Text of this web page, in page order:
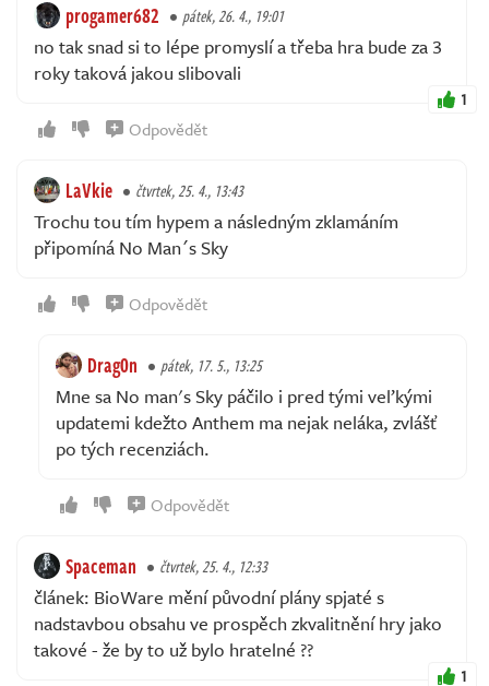
progamer682 pátek, 26. 4., 19:01
no tak snad si to lépe promyslí a třeba hra bude za 3
roky taková jakou slibovali
1
Odpovědět
LaVkie čtvrtek, 25. 4., 13:43
Trochu tou tím hypem a následným zklamáním
připomíná No Man´s Sky
Odpovědět
Drag0n pátek, 17. 5., 13:25
Mne sa No man's Sky páčilo i pred tými veľkými
updatemi kdežto Anthem ma nejak neláka, zvlášť
po tých recenziách.
Odpovědět
Spaceman čtvrtek, 25. 4., 12:33
článek: BioWare mění původní plány spjaté s
nadstavbou obsahu ve prospěch zkvalitnění hry jako
takové - že by to už bylo hratelné ??
1